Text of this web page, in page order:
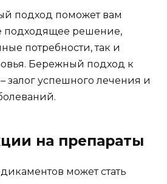
подход поможет вам
подходящее решение,
потребности, так и
Бережный подход к
залог успешного лечения и
на препараты
может стать